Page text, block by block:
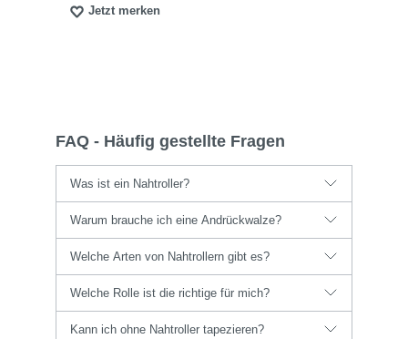
Jetzt merken
FAQ - Häufig gestellte Fragen
Was ist ein Nahtroller?
Warum brauche ich eine Andrückwalze?
Welche Arten von Nahtrollern gibt es?
Welche Rolle ist die richtige für mich?
Kann ich ohne Nahtroller tapezieren?